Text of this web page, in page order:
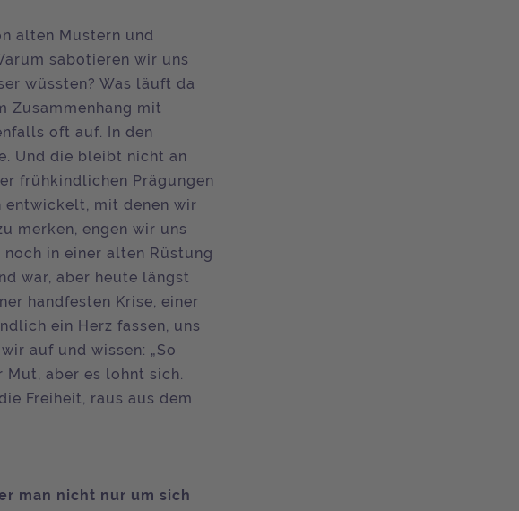
alten Mustern und
sabotieren wir uns
wüssten? Was läuft da
Zusammenhang mit
oft auf. In den
Und die bleibt nicht an
frühkindlichen Prägungen
entwickelt, mit denen wir
merken, engen wir uns
in einer alten Rüstung
war, aber heute längst
handfesten Krise, einer
ein Herz fassen, uns
auf und wissen: „So
Mut, aber es lohnt sich.
Freiheit, raus aus dem
man nicht nur um sich